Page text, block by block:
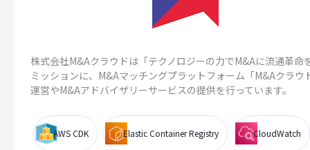
株式会社M&Aクラウドは「テクノロジーの力でM&Aに流通革命
ミッションに、M&Aマッチングプラットフォーム「M&Aクラウ
運営やM&Aアドバイザリーサービスの提供を行っています。
AWS CDK Elastic Container Registry CloudWatch